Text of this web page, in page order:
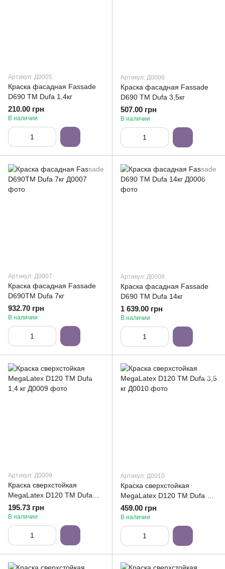
Артикул: Д0005
Краска фасадная Fassade
D690 ТМ Dufa 1,4кг
210.00 грн
В наличии
Артикул: Д0006
Краска фасадная Fassade
D690 ТМ Dufa 3,5кг
507.00 грн
В наличии
Артикул: Д0007
Краска фасадная Fassade
D690ТМ Dufa 7кг
932.70 грн
В наличии
Артикул: Д0008
Краска фасадная Fassade
D690 ТМ Dufa 14кг
1 639.00 грн
В наличии
Артикул: Д0009
Краска сверхстойкая
MegaLatex D120 ТМ Dufa
1,4 кг
195.73 грн
В наличии
Артикул: Д0010
Краска сверхстойкая
MegaLatex D120 ТМ Dufa 3,5
кг
459.00 грн
В наличии